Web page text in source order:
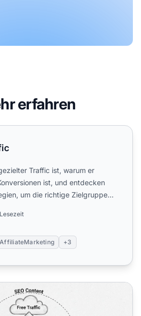
erfahren
Traffic ist, warum er
ist, und entdecken
um die richtige Zielgruppe
AffiliateMarketing +3
Traffic bekommen: